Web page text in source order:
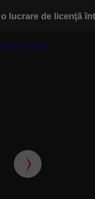
lucrare de licenţă